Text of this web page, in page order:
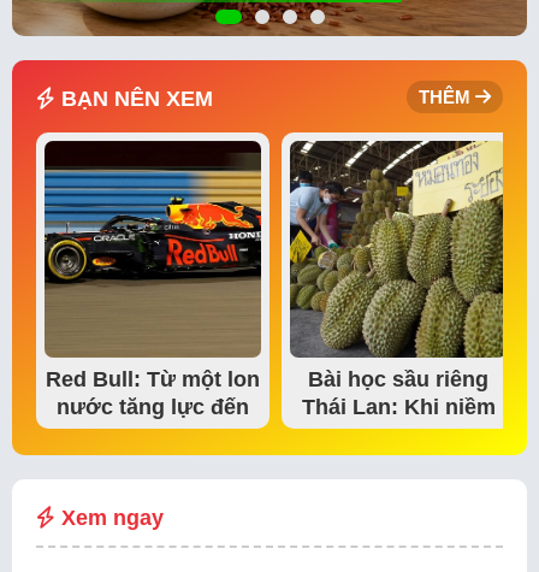
BẠN NÊN XEM THÊM
Red Bull: Từ một lon
nước tăng lực đến
đế chế thể…
Bài học sầu riêng
Thái Lan: Khi niềm
tin thị trường bắt…
Xem ngay